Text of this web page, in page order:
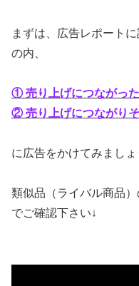
まずは、広告レポート
の内、
① 売り上げにつながっ
② 売り上げにつながり
に広告をかけてみましょ
類似品（ライバル商品）
でご確認下さい↓